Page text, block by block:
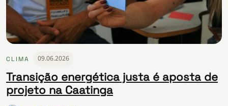
CLIMA 09.06.2026
Transição energética justa é aposta de
projeto na Caatinga